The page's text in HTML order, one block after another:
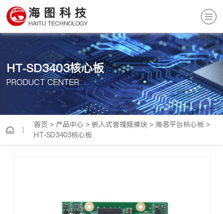
海图科技
HAITU TECHNOLOGY
HT-SD3403核心板
PRODUCT CENTER
首页 > 产品中心 > 嵌入式音视频模块 >海思平台核心板 >
HT-SD3403核心板